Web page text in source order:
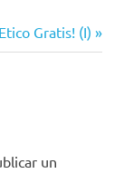
Gratis! (I)
un